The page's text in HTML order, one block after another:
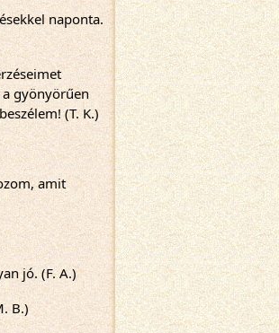
naponta.
gyönyörűen
(T. K.)
amit
jó. (F. A.)
B.)